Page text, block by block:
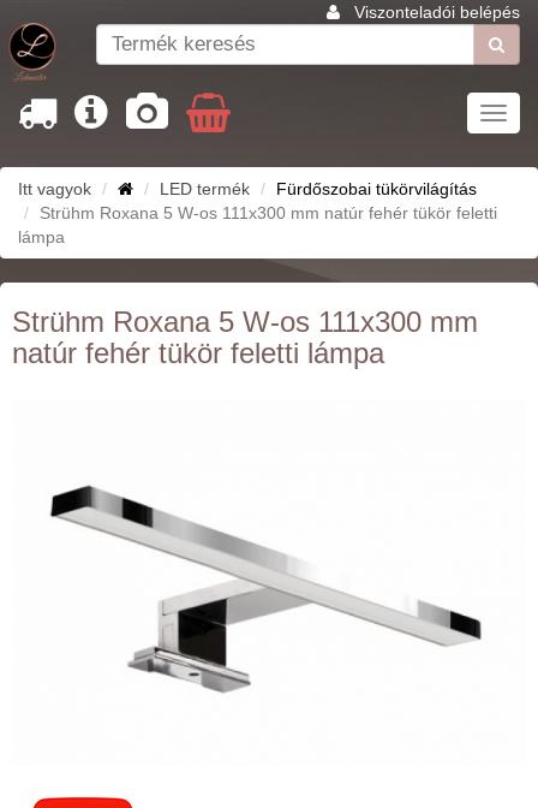
Viszonteladói belépés
Itt vagyok LED termék
Fürdőszobai tükörvilágítás
Strühm Roxana 5 W-os 111x300 mm natúr fehér tükör feletti
lámpa
Strühm Roxana 5 W-os 111x300 mm
natúr fehér tükör feletti lámpa